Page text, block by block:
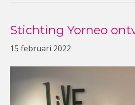
Stichting Yorneo
15 februari 2022